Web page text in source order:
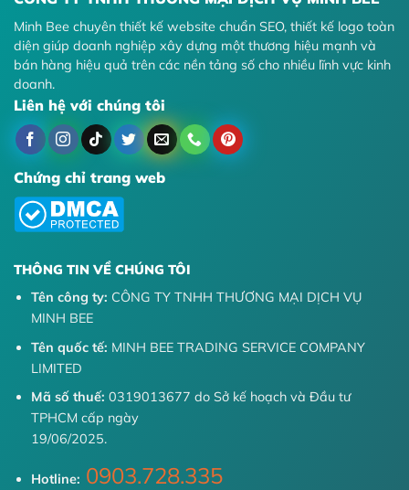
Minh Bee chuyên thiết kế website chuẩn SEO, thiết kế logo toàn
diện giúp doanh nghiệp xây dựng một thương hiệu mạnh và
bán hàng hiệu quả trên các nền tảng số cho nhiều lĩnh vực kinh
doanh.
Liên hệ với chúng tôi
Chứng chỉ trang web
THÔNG TIN VỀ CHÚNG TÔI
Tên công ty: CÔNG TY TNHH THƯƠNG MẠI DỊCH VỤ
MINH BEE
Tên quốc tế: MINH BEE TRADING SERVICE COMPANY
LIMITED
Mã số thuế: 0319013677 do Sở kế hoạch và Đầu tư
TPHCM cấp ngày
19/06/2025.
Hotline: 0903.728.335